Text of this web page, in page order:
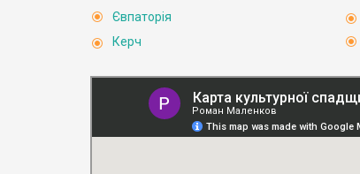
Євпаторія
Керч